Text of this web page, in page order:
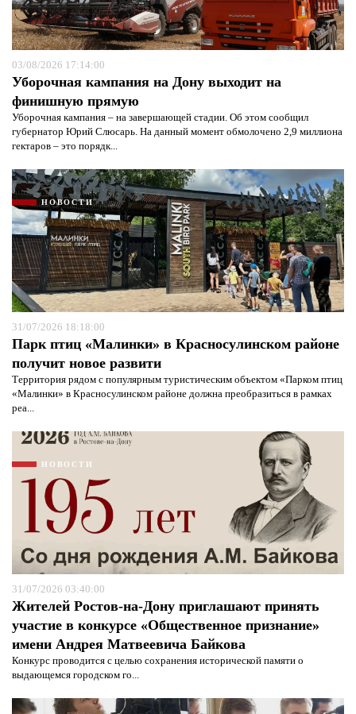
03/08/2026 17:14:00
Уборочная кампания на Дону выходит на
финишную прямую
Уборочная кампания – на завершающей стадии. Об этом сообщил
губернатор Юрий Слюсарь. На данный момент обмолочено 2,9 миллиона
гектаров – это порядк...
НОВОСТИ
31/07/2026 18:18:00
Парк птиц «Малинки» в Красносулинском районе
получит новое развити
Территория рядом с популярным туристическим объектом «Парком птиц
«Малинки» в Красносулинском районе должна преобразиться в рамках
реа...
НОВОСТИ
31/07/2026 03:40:00
Жителей Ростов-на-Дону приглашают принять
участие в конкурсе «Общественное признание»
имени Андрея Матвеевича Байкова
Конкурс проводится с целью сохранения исторической памяти о
выдающемся городском го...
Я согласен сполитикой конфиденциальности и
защиты информации*
Я согласен сполитикой конфиденциальности и
защиты информации*